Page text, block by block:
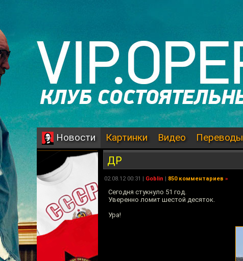
Новости Картинки Видео Переводы
ДР
02.08.12 00:31 | Goblin | 850 комментариев »
Сегодня стукнуло 51 год.
Уверенно ломит шестой десяток.
Ура!